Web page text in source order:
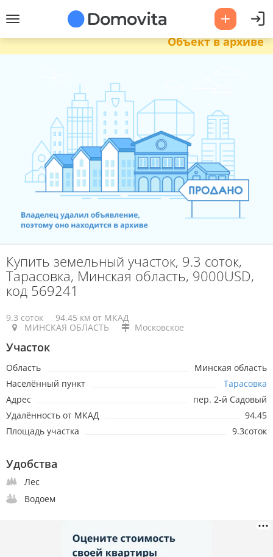
Объект в архиве
Купить земельный участок, 9.3 соток,
Тарасовка, Минская область, 9000USD,
код 569241
9.3 соток
94.45 км от МКАД
МИНСКАЯ ОБЛАСТЬ
Московское
Участок
Область
Минская область
Населённый пункт
Тарасовка
Адрес
пер. 2-й Садовый
Удалённость от МКАД
94.45
Площадь участка
9.3соток
Удобства
Лес
Водоем